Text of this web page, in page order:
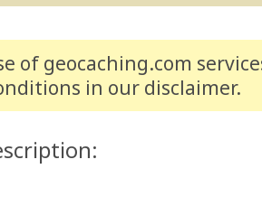
of geocaching.com
in our disclaimer.